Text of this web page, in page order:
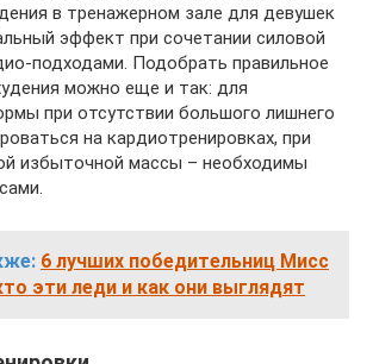
в тренажерном зале для девушек
эффект при сочетании силовой
подходами. Подобрать правильное
можно еще и так: для
при отсутствии большого лишнего
на кардиотренировках, при
избыточной массы – необходимы
6 лучших победительниц Мисс
эти леди и как они выглядят